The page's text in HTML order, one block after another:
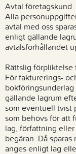
Avtal företagskund
Alla
avtal med oss
enligt gällande
avtalsförhållandet
Rättslig förpliktelse
För fakturerings-
gällande lagrum
som eventuell tvist
som behövs för att
lag, författning
begäran. Då
anges enligt lag